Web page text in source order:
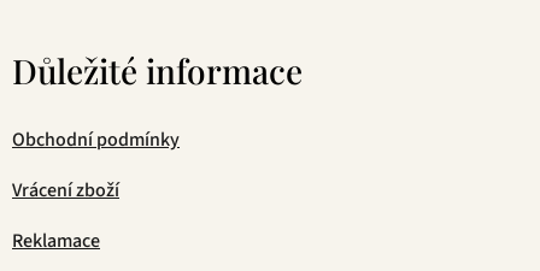
Důležité informace
Obchodní podmínky
Vrácení zboží
Reklamace